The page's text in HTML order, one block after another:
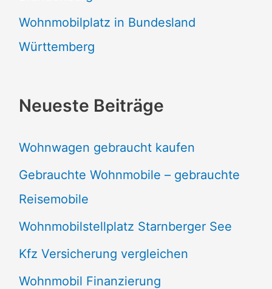
Wohnmobilplatz in Bundesland
Württemberg
Neueste Beiträge
Wohnwagen gebraucht kaufen
Gebrauchte Wohnmobile – gebrauchte
Reisemobile
Wohnmobilstellplatz Starnberger See
Kfz Versicherung vergleichen
Wohnmobil Finanzierung